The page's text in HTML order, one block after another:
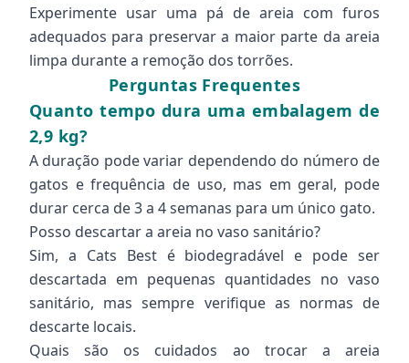
Experimente usar uma pá de areia com furos
adequados para preservar a maior parte da areia
limpa durante a remoção dos torrões.
Perguntas Frequentes
Quanto tempo dura uma embalagem de
2,9 kg?
A duração pode variar dependendo do número de
gatos e frequência de uso, mas em geral, pode
durar cerca de 3 a 4 semanas para um único gato.
Posso descartar a areia no vaso sanitário?
Sim, a Cats Best é biodegradável e pode ser
descartada em pequenas quantidades no vaso
sanitário, mas sempre verifique as normas de
descarte locais.
Quais são os cuidados ao trocar a areia